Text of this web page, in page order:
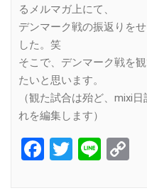
るメルマガ上にて、
デンマーク戦の振返りを
した。笑
そこで、デンマーク戦を
たいと思います。
（観た試合は殆ど、mixi
れを編集します）
Facebook
Twitter
Line